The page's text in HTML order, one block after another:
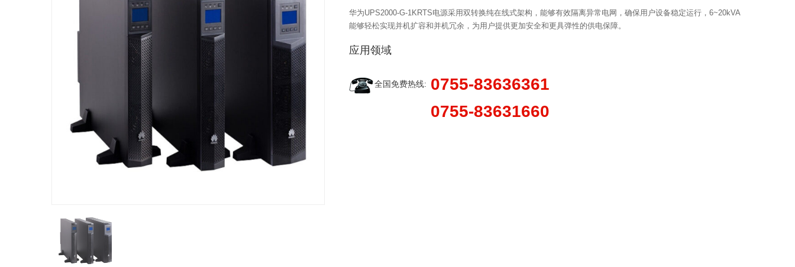
华为UPS2000-G-1KRTS电源采用双转换纯在线式架构，能够有效隔离异常电网，确保用户设备稳定运行，6~20kVA
能够轻松实现并机扩容和并机冗余，为用户提供更加安全和更具弹性的供电保障。
应用领域
全国免费热线: 0755-83636361
0755-83631660